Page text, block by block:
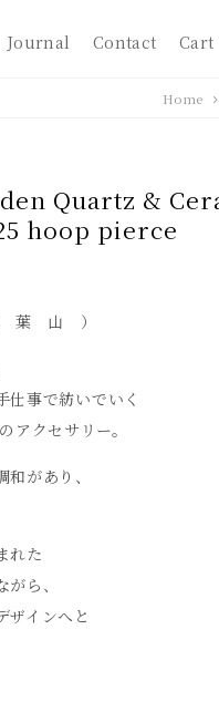
Journal Contact Cart
Home
Quartz &
hoop pierce
葉 山 ）
仕事で紡いでいく
アクセサリー。
があり、
れた
ら、
ザインへと